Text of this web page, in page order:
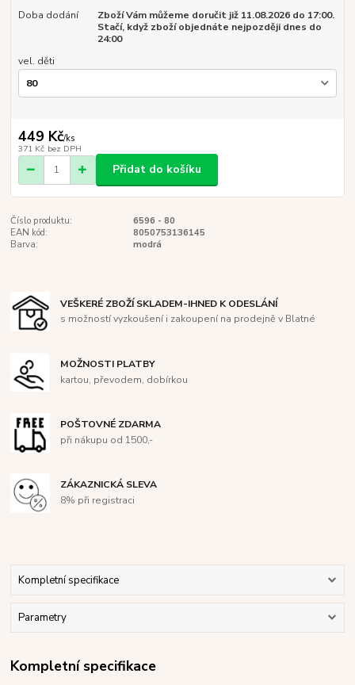
Doba dodání
Zboží Vám můžeme doručit již 11.08.2026 do 17:00.
Stačí, když zboží objednáte nejpozději dnes do
24:00
vel. děti
449 Kč/ks
371 Kč bez DPH
Přidat do košíku
Číslo produktu:
6596 - 80
EAN kód:
8050753136145
Barva:
modrá
VEŠKERÉ ZBOŽÍ SKLADEM-IHNED K ODESLÁNÍ
s možností vyzkoušení i zakoupení na prodejně v Blatné
MOŽNOSTI PLATBY
kartou, převodem, dobírkou
POŠTOVNÉ ZDARMA
při nákupu od 1500,-
ZÁKAZNICKÁ SLEVA
8% při registraci
Kompletní specifikace
Parametry
Kompletní specifikace